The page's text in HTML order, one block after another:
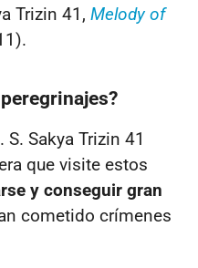
Trizin 41, Melody of
).
S. Sakya Trizin 41
que visite estos
y conseguir gran
cometido crímenes